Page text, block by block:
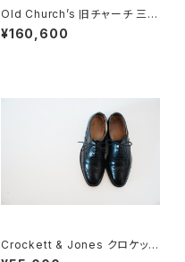
Old Church’s 旧チャーチ 三都
市 HICKSTEAD 65G DEADS
TOCK
¥160,600
Crockett & Jones クロケット
&ジョーンズ Canterbury 5E